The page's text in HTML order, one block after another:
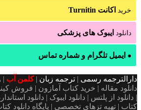
خرید اکانت Turnitin
دانلود ایبوک های پزشکی
● ایمیل تلگرام و شماره تماس
دارالترجمه رسمی | ترجمه زبان |کلمن آب |
| دانلود از پلتس | دانلود ایبوک | دانلود
کتاب | تهیه تزهای تخصصی | پایگاه دانلود